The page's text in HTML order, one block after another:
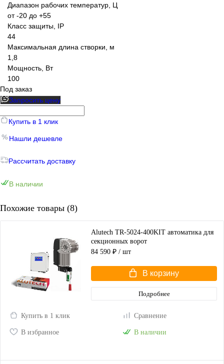
Диапазон рабочих температур, Ц
от -20 до +55
Класс защиты, IP
44
Максимальная длина створки, м
1,8
Мощность, Вт
100
Под заказ
Запросить цену
Купить в 1 клик
Нашли дешевле
Рассчитать доставку
В наличии
Похожие товары (8)
Alutech TR-5024-400KIT автоматика для
секционных ворот
84 590 ₽ / шт
В корзину
Подробнее
Купить в 1 клик Сравнение
В избранное В наличии